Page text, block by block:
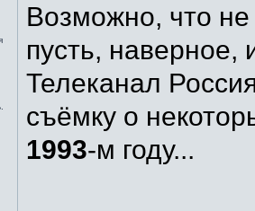
Возможно, что
пусть, наверное,
Телеканал
съёмку о
1993-м году...